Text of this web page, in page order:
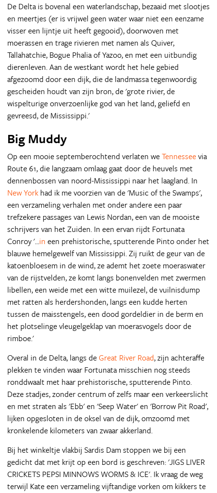
De Delta is bovenal een waterlandschap, bezaaid met slootjes
en meertjes (er is vrijwel geen water waar niet een eenzame
visser een lijntje uit heeft gegooid), doorwoven met
moerassen en trage rivieren met namen als Quiver,
Tallahatchie, Bogue Phalia of Yazoo, en met een uitbundig
dierenleven. Aan de westkant wordt het hele gebied
afgezoomd door een dijk, die de landmassa tegenwoordig
gescheiden houdt van zijn bron, de 'grote rivier, de
wispelturige onverzoenlijke god van het land, geliefd en
gevreesd, de Mississippi.'
Big Muddy
Op een mooie septemberochtend verlaten weTennesseevia
Route 61, die langzaam omlaag gaat door de heuvels met
dennenbossen van noord-Mississippi naar het laagland. In
New York had ik me voorzien van de 'Music of the Swamps',
een verzameling verhalen met onder andere een paar
trefzekere passages van Lewis Nordan, een van de mooiste
schrijvers van het Zuiden. In een ervan rijdt Fortunata
Conroy '...in een prehistorische, sputterende Pinto onder het
blauwe hemelgewelf van Mississippi. Zij ruikt de geur van de
katoenbloesem in de wind, ze ademt het zoete moeraswater
van de rijstvelden, ze komt langs bonenvelden met zwermen
libellen, een weide met een witte muilezel, de vuilnisdump
met ratten als herdershonden, langs een kudde herten
tussen de maisstengels, een dood gordeldier in de berm en
het plotselinge vleugelgeklap van moerasvogels door de
rimboe.'
Overal in de Delta, langs deGreat River Road, zijn achteraffe
plekken te vinden waar Fortunata misschien nog steeds
ronddwaalt met haar prehistorische, sputterende Pinto.
Deze stadjes, zonder centrum of zelfs maar een verkeerslicht
en met straten als 'Ebb' en 'Seep Water' en 'Borrow Pit Road',
lijken opgesloten in de oksel van de dijk, omzoomd met
kronkelende kilometers van zwaar akkerland.
Bij het winkeltje vlakbij Sardis Dam stoppen we bij een
gedicht dat met krijt op een bord is geschreven: 'JIGS LIVER
CRICKETS PEPSI MINNOWS WORMS & ICE'. Ik vraag de weg
terwijl Kate een verzameling vijftandige vorken om kikkers te